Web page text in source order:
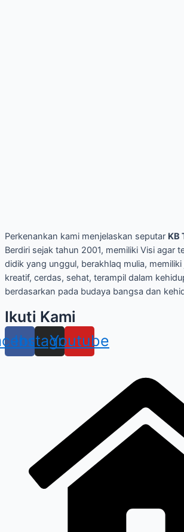
Perkenankan kami menjelaskan seputar KB
Berdiri sejak tahun 2001, memiliki Visi agar
didik yang unggul, berakhlaq mulia,
kreatif, cerdas, sehat, terampil dalam
berdasarkan pada budaya bangsa dan
Ikuti Kami
Instagram
Youtube